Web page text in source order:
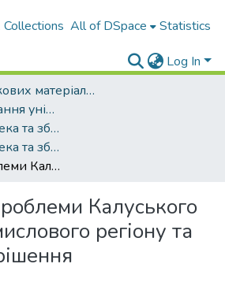
All of DSpace Statistics
Log In
Архів наукових матеріалів
Періодичні видання університету
Екологічна безпека та збалансоване ресурсокористування
Екологічна безпека та збалансоване ресурсокористування - 2010. - №1 (1)
Екологічні проблеми Калуського гірничопромислового регіону та шляхи їх вирішення
Калуського
регіону та